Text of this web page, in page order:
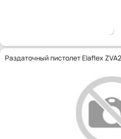
Раздаточный пистолет Elaflex